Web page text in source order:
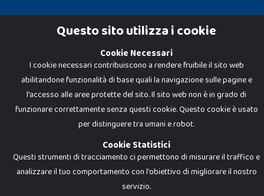
Dadi e Mattoncini è un brand di Giocabene Srl. Ogni riproduzione o utilizzo non
espressamente autorizzato è severamente vietato. Tutti i loghi, marchi,
brand elencati nel presente shop sono di proprietà dei rispettivi titolari.
I prezzi e le promozioni pubblicate potrebbero differire da quanto esposto in
negozio.
Giocabene Srl - via della Posta 8, 20123 Milano (MI)
P.IVA 02608090425 - REA AN201199 - C.S. 10.000 i.v.
Questo sito utilizza i cookie
Cookie Necessari
I cookie necessari contribuiscono a rendere fruibile il sito web
abilitandone funzionalità di base quali la navigazione sulle pagine e
l'accesso alle aree protette del sito. Il sito web non è in grado di
funzionare correttamente senza questi cookie. Questo cookie è usato
per distinguere tra umani e robot.
Cookie Statistici
Questi strumenti di tracciamento ci permettono di misurare il traffico e
analizzare il tuo comportamento con l'obiettivo di migliorare il nostro
servizio.